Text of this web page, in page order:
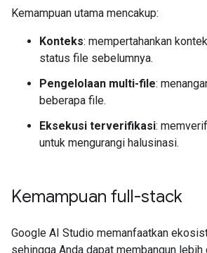
Kemampuan utama mencakup:
Konteks: mempertahankan
status file sebelumnya.
Pengelolaan multi-file:
beberapa file.
Eksekusi terverifikasi:
untuk mengurangi halusinasi.
Kemampuan full-stack
Google AI Studio memanfaatkan
sehingga Anda dapat membangun lebih